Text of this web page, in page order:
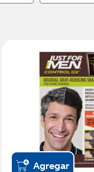
Agregar